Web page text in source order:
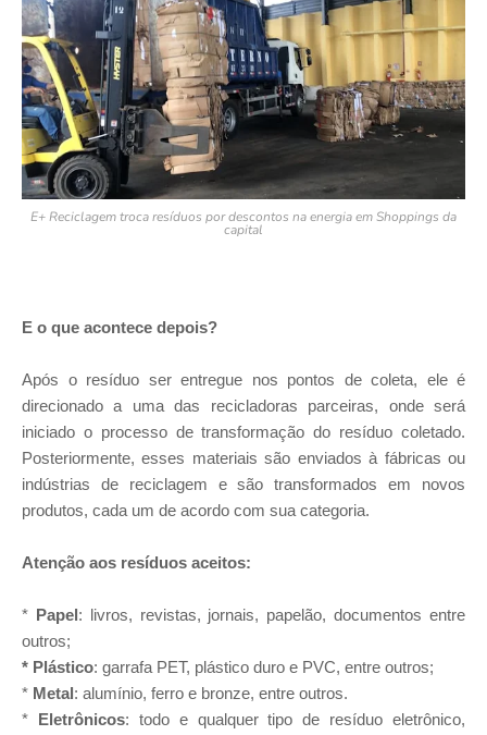
E+ Reciclagem troca resíduos por descontos na energia em Shoppings da
capital
E o que acontece depois?
Após o resíduo ser entregue nos pontos de coleta, ele é
direcionado a uma das recicladoras parceiras, onde será
iniciado o processo de transformação do resíduo coletado.
Posteriormente, esses materiais são enviados à fábricas ou
indústrias de reciclagem e são transformados em novos
produtos, cada um de acordo com sua categoria.
Atenção aos resíduos aceitos:
* Papel : livros, revistas, jornais, papelão, documentos entre
outros;
* Plástico: garrafa PET, plástico duro e PVC, entre outros;
* Metal : alumínio, ferro e bronze, entre outros.
*
Eletrônicos: todo e qualquer tipo de resíduo eletrônico,